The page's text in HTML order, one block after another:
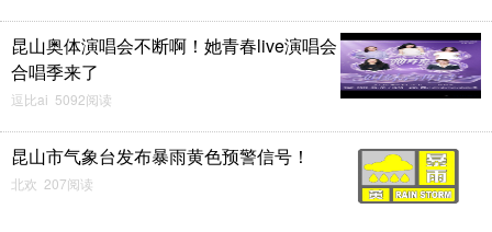
昆山奥体演唱会不断啊！她青春live演唱会
合唱季来了
逗比ai 5092阅读
昆山市气象台发布暴雨黄色预警信号！
北欢 207阅读